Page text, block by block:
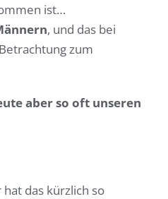
ist…
, und das bei
zum
aber so oft unseren
hat das kürzlich so